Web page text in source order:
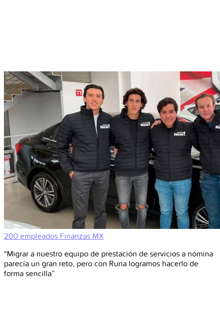
200 empleados Finanzas MX
“Migrar a nuestro equipo de prestación de servicios a nómina
parecía un gran reto, pero con Runa logramos hacerlo de
forma sencilla”